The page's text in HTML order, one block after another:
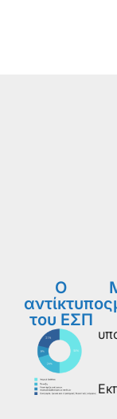
Ο
αντίκτυπος
του ΕΣΠ